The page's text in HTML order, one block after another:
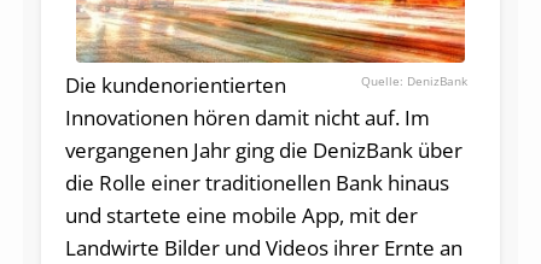
DenizBank
Die kundenorientierten
Innovationen hören damit nicht auf. Im
vergangenen Jahr ging die DenizBank über
die Rolle einer traditionellen Bank hinaus
und startete eine mobile App, mit der
Landwirte Bilder und Videos ihrer Ernte an